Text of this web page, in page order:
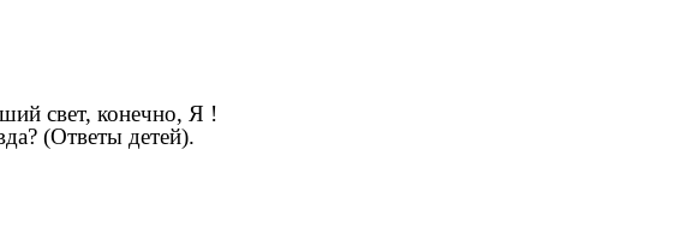
свет, конечно, Я !
(Ответы детей).